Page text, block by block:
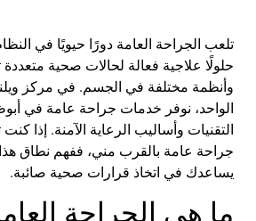
تلعب الجراحة العامة دورًا حيويًا في
حلولًا علاجية فعالة لحالات صحية متعددة
وأنظمة مختلفة في الجسم. في مركز
الواحد، نوفر خدمات جراحة عامة في
التقنيات وأساليب الرعاية الآمنة. إذا كنت
جراحة عامة بالقرب مني، ففهم نطاق هذا
يساعدك في اتخاذ قرارات صحية صائبة.
ما هي الجراحة